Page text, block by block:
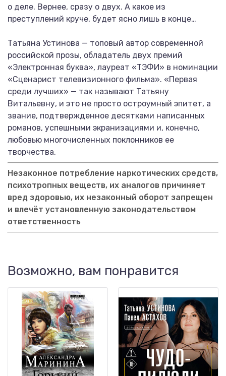
о деле. Вернее, сразу о двух. А какое из
преступлений круче, будет ясно лишь в конце…
Татьяна Устинова — топовый автор современной
российской прозы, обладатель двух премий
«Электронная буква», лауреат «ТЭФИ» в номинации
«Сценарист телевизионного фильма». «Первая
среди лучших» — так называют Татьяну
Витальевну, и это не просто остроумный эпитет, а
звание, подтвержденное десятками написанных
романов, успешными экранизациями и, конечно,
любовью многочисленных поклонников ее
творчества.
Незаконное потребление наркотических средств,
психотропных веществ, их аналогов причиняет
вред здоровью, их незаконный оборот запрещен
и влечёт установленную законодательством
ответственность
Возможно, вам понравится